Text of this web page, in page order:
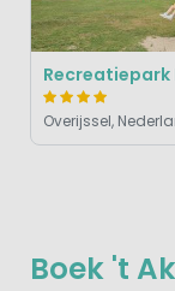
Boek 't
Recreatiepark
Overijssel,